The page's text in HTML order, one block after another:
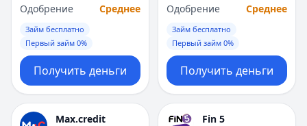
Одобрение
Среднее
Займ бесплатно
Первый займ 0%
Получить деньги
Одобрение
Среднее
Займ бесплатно
Первый займ 0%
Получить деньги
Max.credit Fin 5